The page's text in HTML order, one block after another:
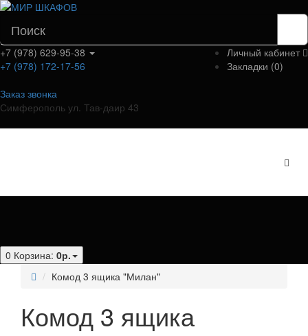
Личный кабинет
Закладки (0)
+7 (978) 629-95-38
+7 (978) 172-17-56
Заказ звонка
Симферополь ул. Тав-даир 43
0 Корзина: 0р.
Комод 3 ящика "Милан"
Комод 3 ящика